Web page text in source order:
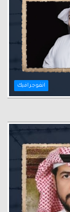
انفوجرافيك